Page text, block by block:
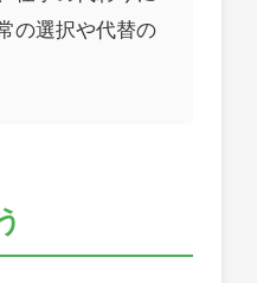
の選択や代替の